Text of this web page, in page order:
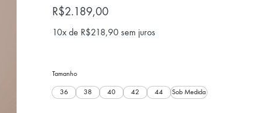
R$2.189,00
10x de R$218,90 sem juros
Tamanho
36 38 40 42 44 Sob Medida